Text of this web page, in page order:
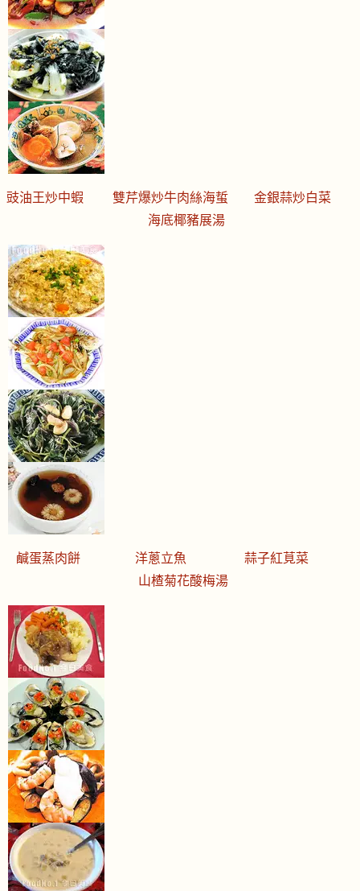
豉油王炒中蝦 雙芹爆炒牛肉絲海蜇
金銀蒜炒白菜
海底椰豬展湯
鹹蛋蒸肉餅 洋蔥立魚
蒜子紅莧菜
山楂菊花酸梅湯